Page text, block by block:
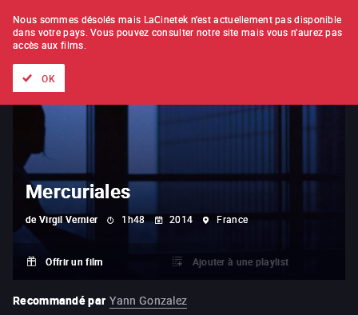
À L'UNITÉ ABONNEMENT
Mercuriales
de Virgil Vernier 1h48 2014 France
Offrir un film Ajouter à une playlist
Recommandé par Yann Gonzalez
Nous sommes désolés mais LaCinetek n'est actuellement pas disponible
dans votre pays. Vous pouvez consulter notre site mais vous n'aurez pas
accès aux films.
OK